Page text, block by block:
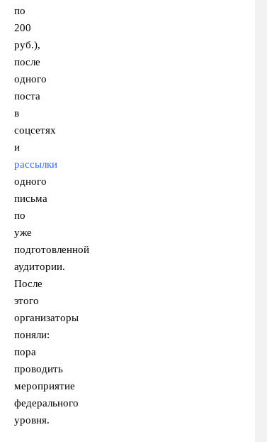
по
200
руб.),
после
одного
поста
в
соцсетях
и
рассылки
одного
письма
по
уже
подготовленной
аудитории.
После
этого
организаторы
поняли:
пора
проводить
мероприятие
федерального
уровня.